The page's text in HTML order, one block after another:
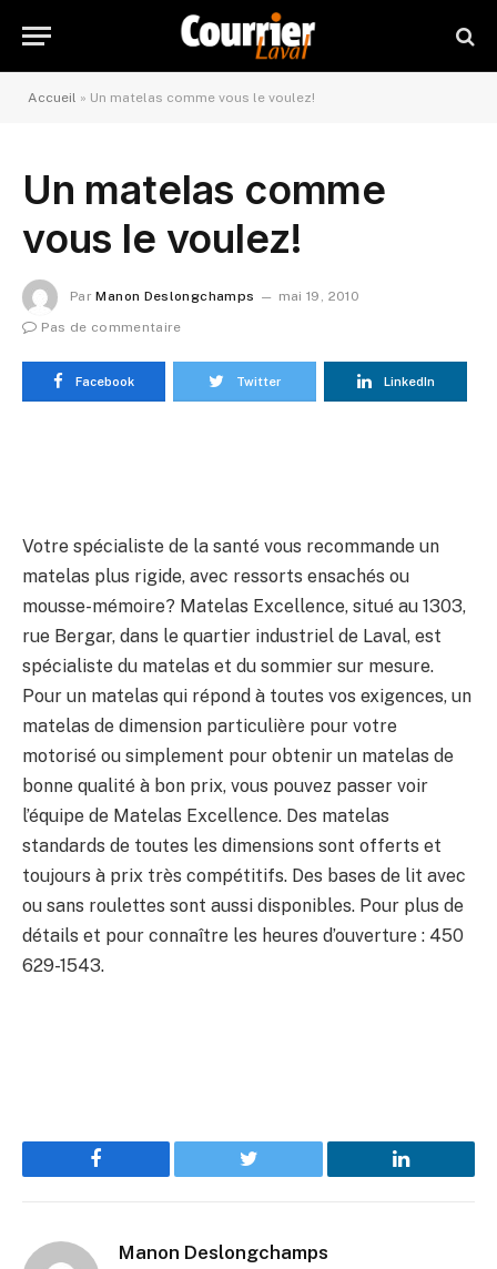
Accueil » Un matelas comme vous le voulez!
Un matelas comme
vous le voulez!
Par Manon Deslongchamps
mai 19, 2010
Pas de commentaire
Facebook Twitter LinkedIn
Votre spécialiste de la santé vous recommande un
matelas plus rigide, avec ressorts ensachés ou
mousse-mémoire? Matelas Excellence, situé au 1303,
rue Bergar, dans le quartier industriel de Laval, est
spécialiste du matelas et du sommier sur mesure.
Pour un matelas qui répond à toutes vos exigences, un
matelas de dimension particulière pour votre
motorisé ou simplement pour obtenir un matelas de
bonne qualité à bon prix, vous pouvez passer voir
l’équipe de Matelas Excellence. Des matelas
standards de toutes les dimensions sont offerts et
toujours à prix très compétitifs. Des bases de lit avec
ou sans roulettes sont aussi disponibles. Pour plus de
détails et pour connaître les heures d’ouverture : 450
629-1543.
Facebook Twitter LinkedIn
Manon Deslongchamps